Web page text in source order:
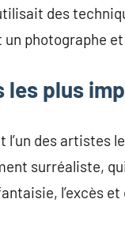
des
photographe
les plus
l’un des artistes
surréaliste,
l’excès